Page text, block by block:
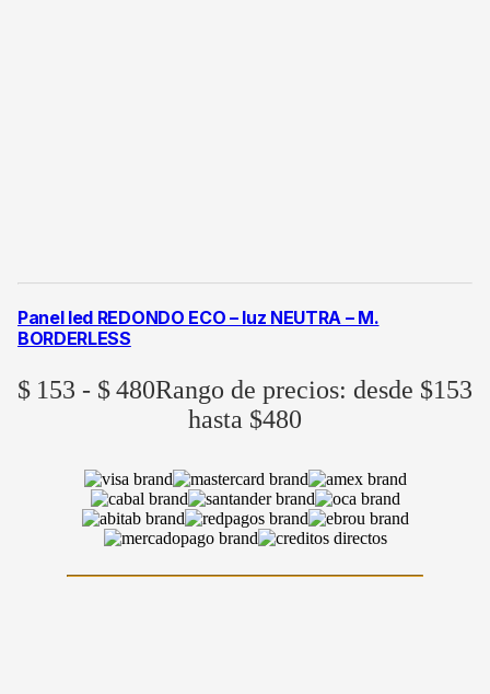
Panel led REDONDO ECO – luz NEUTRA – M.
BORDERLESS
$ 153 - $480Rango de precios: desde $153
hasta $480